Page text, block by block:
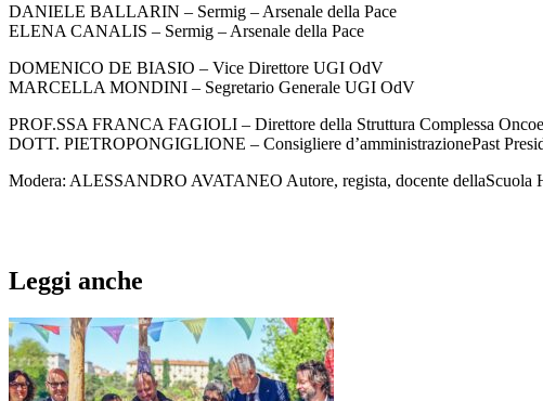
DANIELE BALLARIN – Sermig – Arsenale della Pace
ELENA CANALIS – Sermig – Arsenale della Pace
DOMENICO DE BIASIO – Vice Direttore UGI OdV
MARCELLA MONDINI – Segretario Generale UGI OdV
PROF.SSA FRANCA FAGIOLI – Direttore della Struttura Complessa
DOTT. PIETROPONGIGLIONE – Consigliere d’amministrazionePast
Modera: ALESSANDRO AVATANEO Autore, regista, docente dellaScuola
Leggi anche